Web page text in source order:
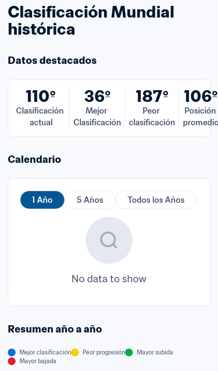
Clasificación Mundial
histórica
Datos destacados
110º
Clasificación
actual
36º
Mejor
Clasificación
187º
Peor
clasificación
106º
Posición
Calendario
1 Año 5 Años Todos los Años
No data to show
Resumen año a año
Mejor clasificación Peor progresión
Mayor subida
Mayor bajada